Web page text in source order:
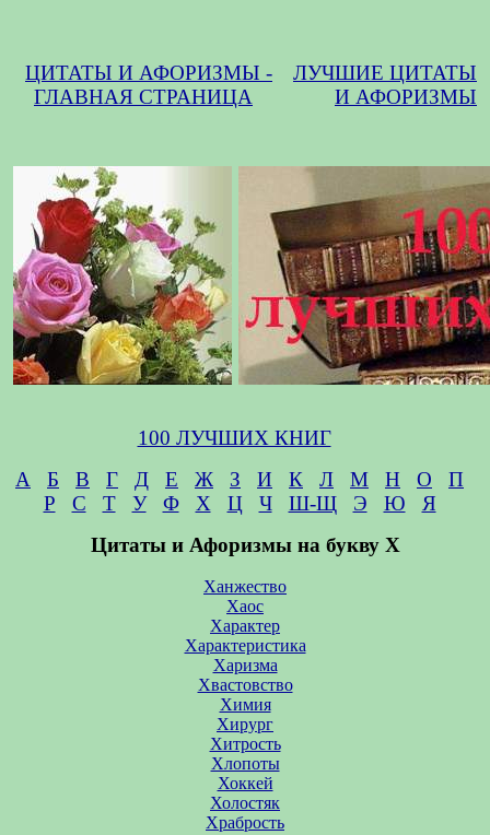
ЦИТАТЫ И АФОРИЗМЫ -
ГЛАВНАЯ СТРАНИЦА
ЛУЧШИЕ ЦИТАТЫ
И АФОРИЗМЫ
100 ЛУЧШИХ КНИГ
А
Б В Г Д Е Ж З И К Л М Н О
П
Р
С Т У Ф Х Ц Ч Ш-Щ Э Ю
Я
Цитаты и Афоризмы на букву Х
Ханжество
Хаос
Характер
Характеристика
Харизма
Хвастовство
Химия
Хирург
Хитрость
Хлопоты
Хоккей
Холостяк
Храбрость